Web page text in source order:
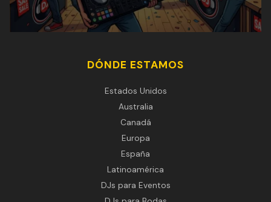
DÓNDE ESTAMOS
Estados Unidos
Australia
Canadá
Europa
España
Latinoamérica
DJs para Eventos